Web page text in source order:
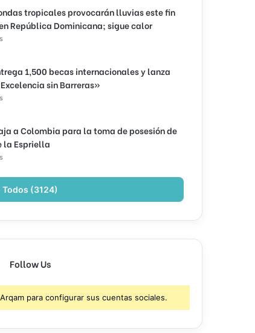
tropicales provocarán lluvias este fin
República Dominicana; sigue calor
1,500 becas internacionales y lanza
sin Barreras»
a Colombia para la toma de posesión de
la Espriella
Todos (3124)
Follow Us
para configurar sus cuentas sociales.